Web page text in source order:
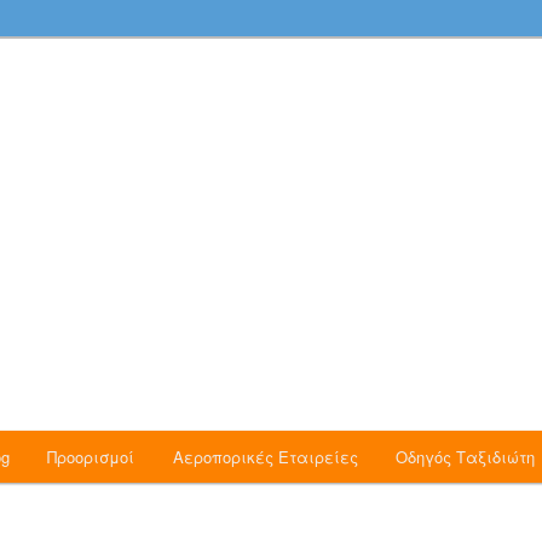
Πτήσεις, Ταξίδια, Νέα και Προσφορές
Προορισμοί Αεροπορικές Εταιρείες Οδηγός Ταξιδιώτη